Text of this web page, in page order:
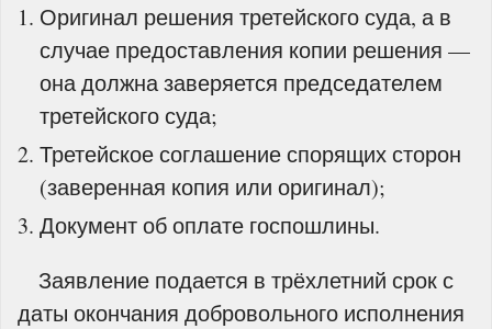
Оригинал решения третейского суда, а в
случае предоставления копии решения —
она должна заверяется председателем
третейского суда;
Третейское соглашение спорящих сторон
(заверенная копия или оригинал);
Документ об оплате госпошлины.
Заявление подается в трёхлетний срок с
даты окончания добровольного исполнения